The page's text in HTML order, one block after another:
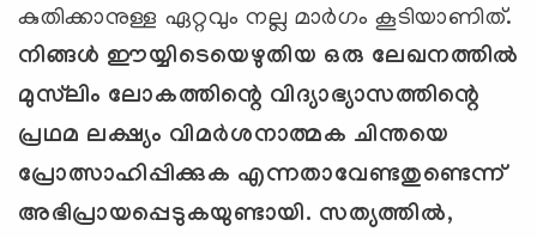
കുതിക്കാനുള്ള ഏറ്റവും നല്ല മാര്‍ഗം കൂടിയാണിത്.
നിങ്ങള്‍ ഈയ്യിടെയെഴുതിയ ഒരു ലേഖനത്തില്‍
മുസ്‌ലിം ലോകത്തിന്റെ വിദ്യാഭ്യാസത്തിന്റെ
പ്രഥമ ലക്ഷ്യം വിമര്‍ശനാത്മക ചിന്തയെ
പ്രോത്സാഹിപ്പിക്കുക എന്നതാവേണ്ടതുണ്ടെന്ന്
അഭിപ്രായപ്പെടുകയുണ്ടായി. സത്യത്തില്‍,